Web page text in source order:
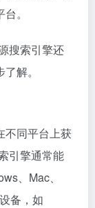
。
搜索引擎还
解。
不同平台上获
引擎通常能
、Mac、
备，如